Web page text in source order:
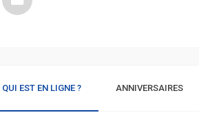
QUI EST EN LIGNE ? ANNIVERSAIRES